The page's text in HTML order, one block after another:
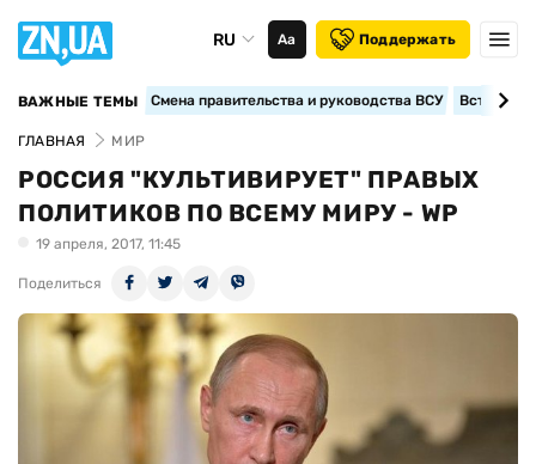
RU Аа Поддержать
ВАЖНЫЕ ТЕМЫ Смена правительства и руководства ВСУ
ГЛАВНАЯ МИР
РОССИЯ "КУЛЬТИВИРУЕТ" ПРАВЫХ
ПОЛИТИКОВ ПО ВСЕМУ МИРУ - WP
19 апреля, 2017, 11:45
Поделиться